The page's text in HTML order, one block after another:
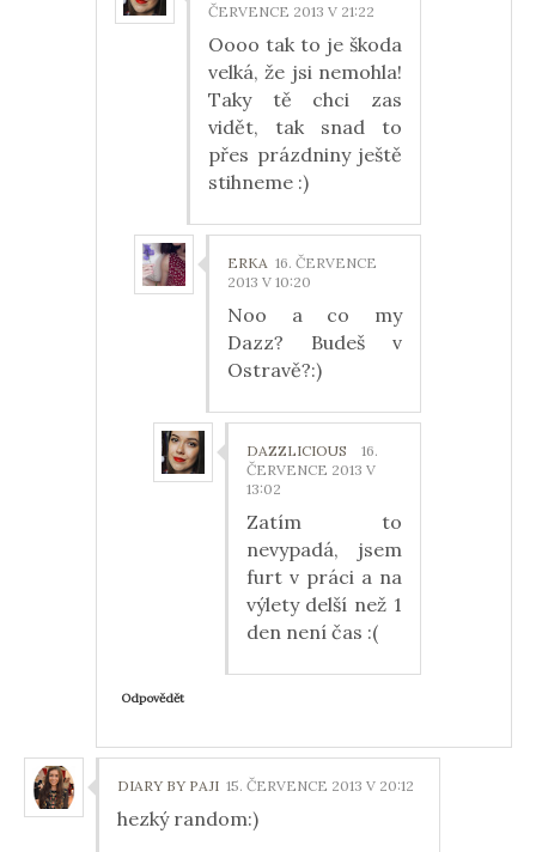
ČERVENCE 2013 V 21:22
Oooo tak to je škoda
velká, že jsi nemohla!
Taky tě chci zas
vidět, tak snad to
přes prázdniny ještě
stihneme :)
ERKA 16. ČERVENCE
2013 V 10:20
Noo a co my
Dazz? Budeš v
Ostravě?:)
DAZZLICIOUS
16.
ČERVENCE 2013 V
13:02
Zatím to
nevypadá, jsem
furt v práci a na
výlety delší než 1
den není čas :(
Odpovědět
DIARY BY PAJI 15. ČERVENCE 2013 V 20:12
hezký random:)